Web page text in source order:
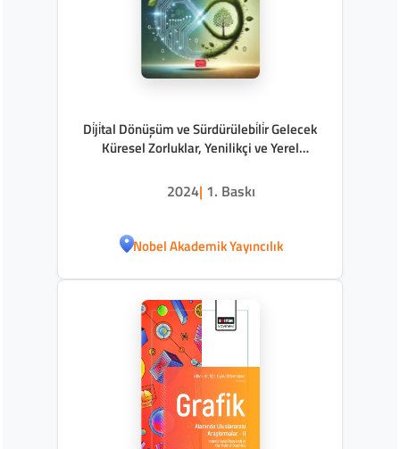
Di̇ji̇tal Dönüşüm ve Sürdürülebi̇li̇r Gelecek
Küresel Zorluklar, Yenilikçi ve Yerel
2024| 1. Baskı
Nobel Akademik Yayıncılık